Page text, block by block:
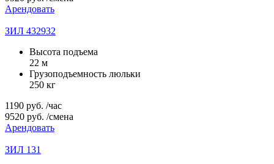
Арендовать
ЗИЛ 432932
Высота подъема
22 м
Грузоподъемность люльки
250 кг
1190 руб. /час
9520 руб. /смена
Арендовать
ЗИЛ 131